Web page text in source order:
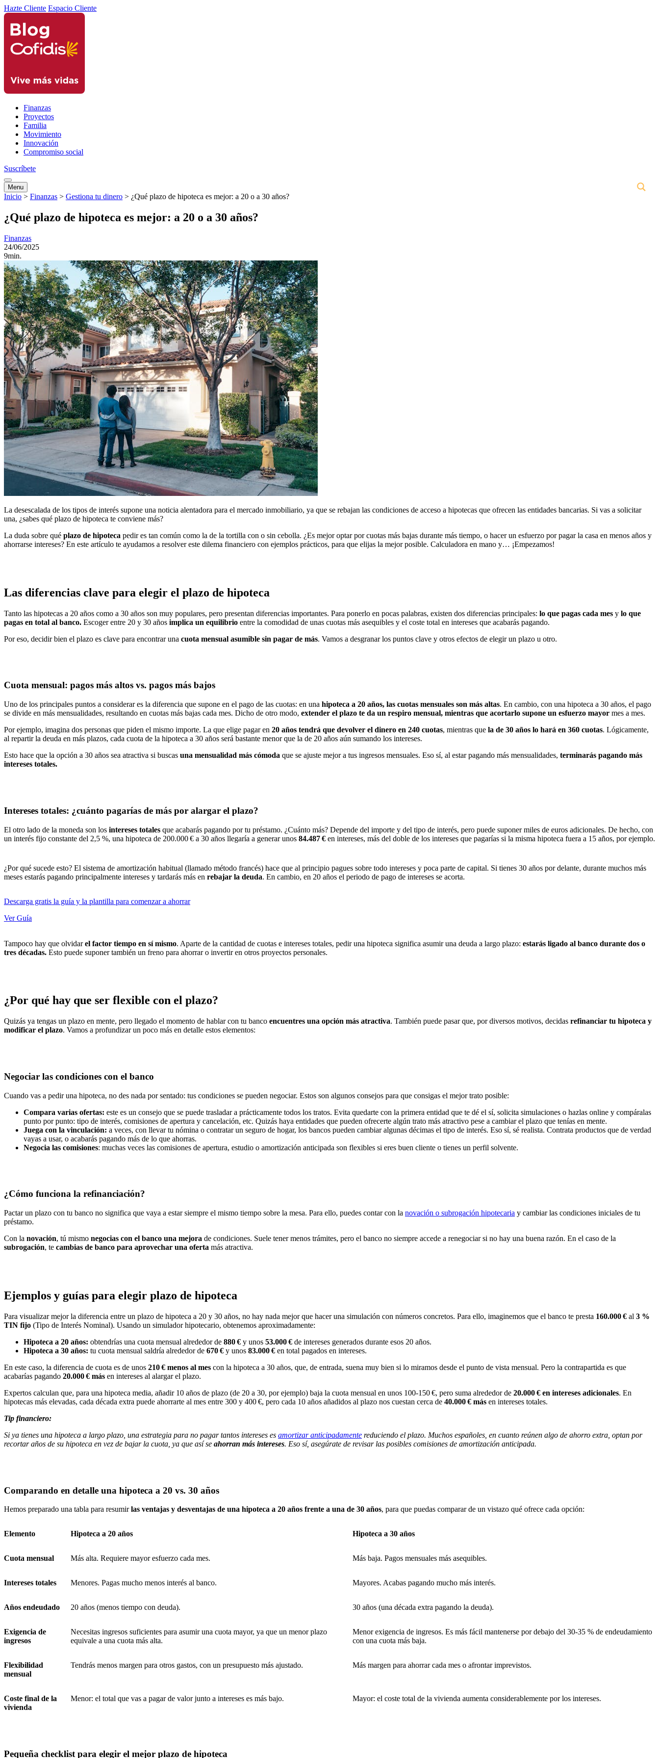
Hazte Cliente Espacio Cliente
Finanzas
Proyectos
Familia
Movimiento
Innovación
Compromiso social
Suscríbete
Menu
Inicio > Finanzas > Gestiona tu dinero > ¿Qué plazo de hipoteca es mejor: a 20 o a 30 años?
¿Qué plazo de hipoteca es mejor: a 20 o a 30 años?
Finanzas
24/06/2025
9min.
La desescalada de los tipos de interés supone una noticia alentadora para el mercado inmobiliario, ya que se rebajan las condiciones de acceso a hipotecas que ofrecen las entidades bancarias. Si vas a solicitar
una, ¿sabes qué plazo de hipoteca te conviene más?
La duda sobre qué plazo de hipoteca pedir es tan común como la de la tortilla con o sin cebolla. ¿Es mejor optar por cuotas más bajas durante más tiempo, o hacer un esfuerzo por pagar la casa en menos años y
ahorrarse intereses? En este artículo te ayudamos a resolver este dilema financiero con ejemplos prácticos, para que elijas la mejor posible. Calculadora en mano y… ¡Empezamos!
Las diferencias clave para elegir el plazo de hipoteca
Tanto las hipotecas a 20 años como a 30 años son muy populares, pero presentan diferencias importantes. Para ponerlo en pocas palabras, existen dos diferencias principales: lo que pagas cada mes y lo que
pagas en total al banco. Escoger entre 20 y 30 años implica un equilibrio entre la comodidad de unas cuotas más asequibles y el coste total en intereses que acabarás pagando.
Por eso, decidir bien el plazo es clave para encontrar una cuota mensual asumible sin pagar de más. Vamos a desgranar los puntos clave y otros efectos de elegir un plazo u otro.
Cuota mensual: pagos más altos vs. pagos más bajos
Uno de los principales puntos a considerar es la diferencia que supone en el pago de las cuotas: en una hipoteca a 20 años, las cuotas mensuales son más altas. En cambio, con una hipoteca a 30 años, el pago
se divide en más mensualidades, resultando en cuotas más bajas cada mes. Dicho de otro modo, extender el plazo te da un respiro mensual, mientras que acortarlo supone un esfuerzo mayor mes a mes.
Por ejemplo, imagina dos personas que piden el mismo importe. La que elige pagar en 20 años tendrá que devolver el dinero en 240 cuotas, mientras que la de 30 años lo hará en 360 cuotas. Lógicamente,
al repartir la deuda en más plazos, cada cuota de la hipoteca a 30 años será bastante menor que la de 20 años aún sumando los intereses.
Esto hace que la opción a 30 años sea atractiva si buscas una mensualidad más cómoda que se ajuste mejor a tus ingresos mensuales. Eso sí, al estar pagando más mensualidades, terminarás pagando más
intereses totales.
Intereses totales: ¿cuánto pagarías de más por alargar el plazo?
El otro lado de la moneda son los intereses totales que acabarás pagando por tu préstamo. ¿Cuánto más? Depende del importe y del tipo de interés, pero puede suponer miles de euros adicionales. De hecho, con
un interés fijo constante del 2,5 %, una hipoteca de 200.000 € a 30 años llegaría a generar unos 84.487 € en intereses, más del doble de los intereses que pagarías si la misma hipoteca fuera a 15 años, por ejemplo.
¿Por qué sucede esto? El sistema de amortización habitual (llamado método francés) hace que al principio pagues sobre todo intereses y poca parte de capital. Si tienes 30 años por delante, durante muchos más
meses estarás pagando principalmente intereses y tardarás más en rebajar la deuda. En cambio, en 20 años el periodo de pago de intereses se acorta.
Descarga gratis la guía y la plantilla para comenzar a ahorrar
Ver Guía
Tampoco hay que olvidarel factor tiempo en sí mismo. Aparte de la cantidad de cuotas e intereses totales, pedir una hipoteca significa asumir una deuda a largo plazo: estarás ligado al banco durante dos o
tres décadas. Esto puede suponer también un freno para ahorrar o invertir en otros proyectos personales.
¿Por qué hay que ser flexible con el plazo?
Quizás ya tengas un plazo en mente, pero llegado el momento de hablar con tu banco encuentres una opción más atractiva. También puede pasar que, por diversos motivos, decidas refinanciar tu hipoteca y
modificar el plazo. Vamos a profundizar un poco más en detalle estos elementos:
Negociar las condiciones con el banco
Cuando vas a pedir una hipoteca, no des nada por sentado: tus condiciones se pueden negociar. Estos son algunos consejos para que consigas el mejor trato posible:
Compara varias ofertas: este es un consejo que se puede trasladar a prácticamente todos los tratos. Evita quedarte con la primera entidad que te dé el sí, solicita simulaciones o hazlas online y compáralas
punto por punto: tipo de interés, comisiones de apertura y cancelación, etc. Quizás haya entidades que pueden ofrecerte algún trato más atractivo pese a cambiar el plazo que tenías en mente.
Juega con la vinculación: a veces, con llevar tu nómina o contratar un seguro de hogar, los bancos pueden cambiar algunas décimas el tipo de interés. Eso sí, sé realista. Contrata productos que de verdad
vayas a usar, o acabarás pagando más de lo que ahorras.
Negocia las comisiones: muchas veces las comisiones de apertura, estudio o amortización anticipada son flexibles si eres buen cliente o tienes un perfil solvente.
¿Cómo funciona la refinanciación?
Pactar un plazo con tu banco no significa que vaya a estar siempre el mismo tiempo sobre la mesa. Para ello, puedes contar con la novación o subrogación hipotecaria y cambiar las condiciones iniciales de tu
préstamo.
Con la novación, tú mismo negocias con el banco una mejora de condiciones. Suele tener menos trámites, pero el banco no siempre accede a renegociar si no hay una buena razón. En el caso de la
subrogación, te cambias de banco para aprovechar una oferta más atractiva.
Ejemplos y guías para elegir plazo de hipoteca
Para visualizar mejor la diferencia entre un plazo de hipoteca a 20 y 30 años, no hay nada mejor que hacer una simulación con números concretos. Para ello, imaginemos que el banco te presta 160.000 € al 3 %
TIN fijo (Tipo de Interés Nominal). Usando un simulador hipotecario, obtenemos aproximadamente:
Hipoteca a 20 años: obtendrías una cuota mensual alrededor de 880 € y unos 53.000 € de intereses generados durante esos 20 años.
Hipoteca a 30 años: tu cuota mensual saldría alrededor de 670 € y unos 83.000 € en total pagados en intereses.
En este caso, la diferencia de cuota es de unos 210 € menos al mes con la hipoteca a 30 años, que, de entrada, suena muy bien si lo miramos desde el punto de vista mensual. Pero la contrapartida es que
acabarías pagando 20.000 € más en intereses al alargar el plazo.
Expertos calculan que, para una hipoteca media, añadir 10 años de plazo (de 20 a 30, por ejemplo) baja la cuota mensual en unos 100-150 €, pero suma alrededor de 20.000 € en intereses adicionales. En
hipotecas más elevadas, cada década extra puede ahorrarte al mes entre 300 y 400 €, pero cada 10 años añadidos al plazo nos cuestan cerca de 40.000 € más en intereses totales.
Tip financiero:
Si ya tienes una hipoteca a largo plazo, una estrategia para no pagar tantos intereses es amortizar anticipadamente reduciendo el plazo. Muchos españoles, en cuanto reúnen algo de ahorro extra, optan por
recortar años de su hipoteca en vez de bajar la cuota, ya que así se ahorran más intereses. Eso sí, asegúrate de revisar las posibles comisiones de amortización anticipada.
Comparando en detalle una hipoteca a 20 vs. 30 años
Hemos preparado una tabla para resumirlas ventajas y desventajas de una hipoteca a 20 años frente a una de 30 años, para que puedas comparar de un vistazo qué ofrece cada opción:
Elemento Hipoteca a 20 años Hipoteca a 30 años
Cuota mensual Más alta. Requiere mayor esfuerzo cada mes. Más baja. Pagos mensuales más asequibles.
Intereses totales Menores. Pagas mucho menos interés al banco. Mayores. Acabas pagando mucho más interés.
Años endeudado 20 años (menos tiempo con deuda). 30 años (una década extra pagando la deuda).
Exigencia de
ingresos
Necesitas ingresos suficientes para asumir una cuota mayor, ya que un menor plazo
equivale a una cuota más alta.
Menor exigencia de ingresos. Es más fácil mantenerse por debajo del 30-35 % de endeudamiento
con una cuota más baja.
Flexibilidad
mensual
Tendrás menos margen para otros gastos, con un presupuesto más ajustado. Más margen para ahorrar cada mes o afrontar imprevistos.
Coste final de la
vivienda
Menor: el total que vas a pagar de valor junto a intereses es más bajo. Mayor: el coste total de la vivienda aumenta considerablemente por los intereses.
Pequeña checklist para elegir el mejor plazo de hipoteca